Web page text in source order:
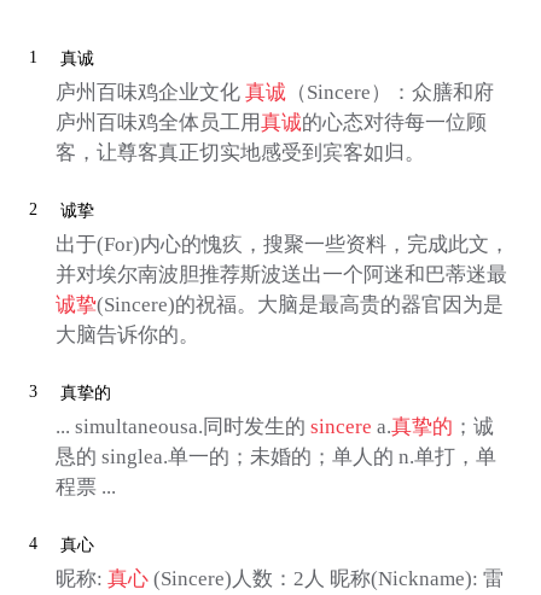
1 真诚
庐州百味鸡企业文化 真诚（Sincere）：众膳和府
庐州百味鸡全体员工用真诚的心态对待每一位顾
客，让尊客真正切实地感受到宾客如归。
2 诚挚
出于(For)内心的愧疚，搜聚一些资料，完成此文，
并对埃尔南波胆推荐斯波送出一个阿迷和巴蒂迷最
诚挚(Sincere)的祝福。大脑是最高贵的器官因为是
大脑告诉你的。
3 真挚的
... simultaneousa.同时发生的 sincere a.真挚的 ；诚
恳的 singlea.单一的；未婚的；单人的 n.单打，单
程票 ...
4 真心
昵称: 真心(Sincere)人数：2人 昵称(Nickname): 雷